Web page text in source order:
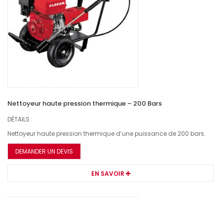
Nettoyeur haute pression thermique – 200 Bars
DÉTAILS :
Nettoyeur haute pression thermique d’une puissance de 200 bars.
DEMANDER UN DEVIS
EN SAVOIR